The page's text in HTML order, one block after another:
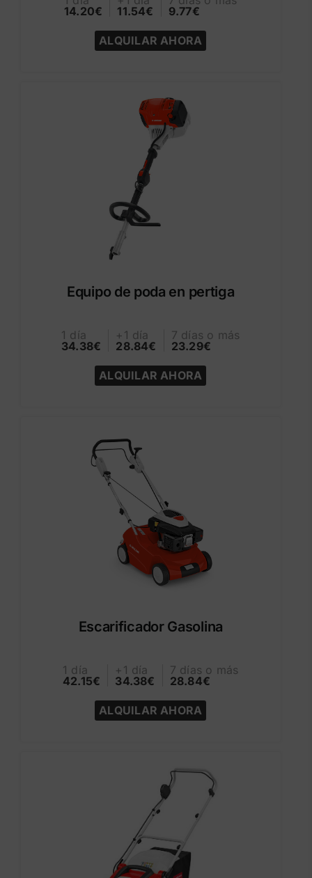
14.20€
11.54€
9.77€
ALQUILAR AHORA
Equipo de poda en pertiga
1 día
34.38€
+1 día
28.84€
7 días o más
23.29€
ALQUILAR AHORA
Escarificador Gasolina
1 día
42.15€
+1 día
34.38€
7 días o más
28.84€
ALQUILAR AHORA